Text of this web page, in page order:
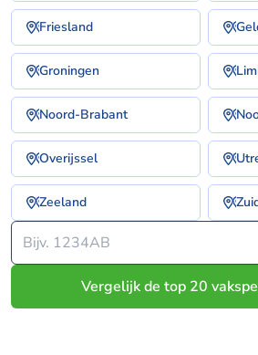
Friesland
Groningen
Noord-Brabant
Overijssel
Zeeland
Vergelijk de top 20